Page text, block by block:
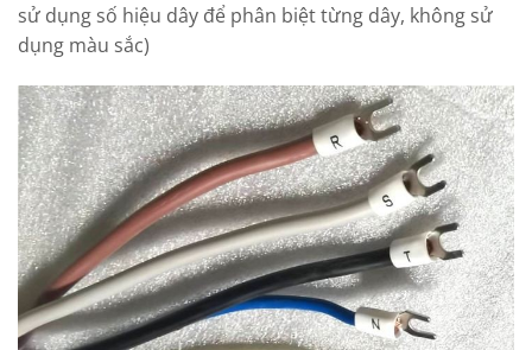
sử dụng số hiệu dây để phân biệt từng dây, không sử
dụng màu sắc)